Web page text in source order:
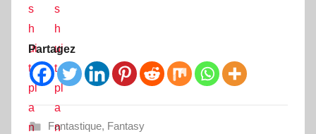
Partagez
Fantastique, Fantasy